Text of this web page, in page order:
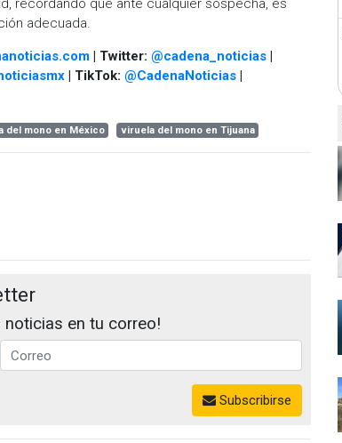
recordando que ante cualquier sospecha, es
adecuada.
| Twitter: @cadena_noticias |
| TikTok: @CadenaNoticias |
del mono en México viruela del mono en Tijuana
noticias en tu correo!
Subscribirse